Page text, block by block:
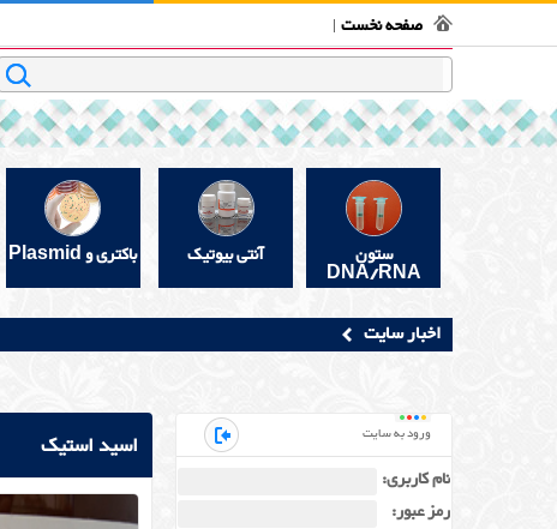
صفحه نخست
ستون
DNA/RNA
آنتی بیوتیک باکتری و Plasmid
اخبار سایت
اسید استیک ورود به سایت
نام کاربری:
رمز عبور: